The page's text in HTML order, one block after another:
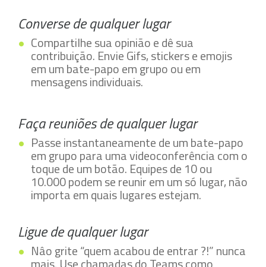
Converse de qualquer lugar
Compartilhe sua opinião e dê sua
contribuição. Envie Gifs, stickers e emojis
em um bate-papo em grupo ou em
mensagens individuais.
Faça reuniões de qualquer lugar
Passe instantaneamente de um bate-papo
em grupo para uma videoconferência com o
toque de um botão. Equipes de 10 ou
10.000 podem se reunir em um só lugar, não
importa em quais lugares estejam.
Ligue de qualquer lugar
Nâo grite “quem acabou de entrar ?!” nunca